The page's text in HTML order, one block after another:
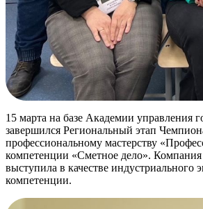
15 марта на базе Академии управления
завершился Региональный этап
профессиональному мастерству
компетенции «Сметное дело».
выступила в качестве индустриального
компетенции.